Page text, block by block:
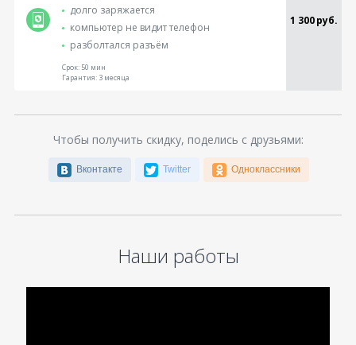
долго заряжается
компьютер не видит телефон
разболтался разъём
1 300 руб.
Срок:50 мин
Гарантия:3 месяца
Чтобы получить скидку, поделись с друзьями:
Вконтакте Twitter Одноклассники
Наши работы